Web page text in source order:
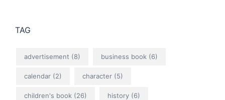
TAG
advertisement (8) business book (6)
calendar (2) character (5)
children's book (26) history (6)